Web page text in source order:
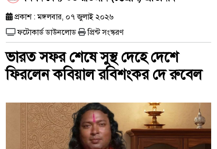
প্রকাশ : মঙ্গলবার, ০৭ জুলাই ২০২৬
ফটোকার্ড ডাউনলোড
প্রিন্ট সংস্করণ
ভারত সফর শেষে সুস্থ দেহে দেশে
ফিরলেন কবিয়াল রবিশংকর দে রুবেল